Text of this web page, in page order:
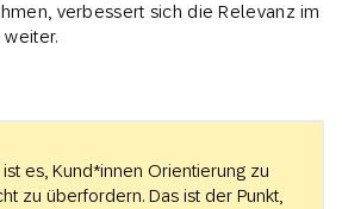
verbessert sich die Relevanz im
ist es, Kund*innen Orientierung zu
zu überfordern. Das ist der Punkt,